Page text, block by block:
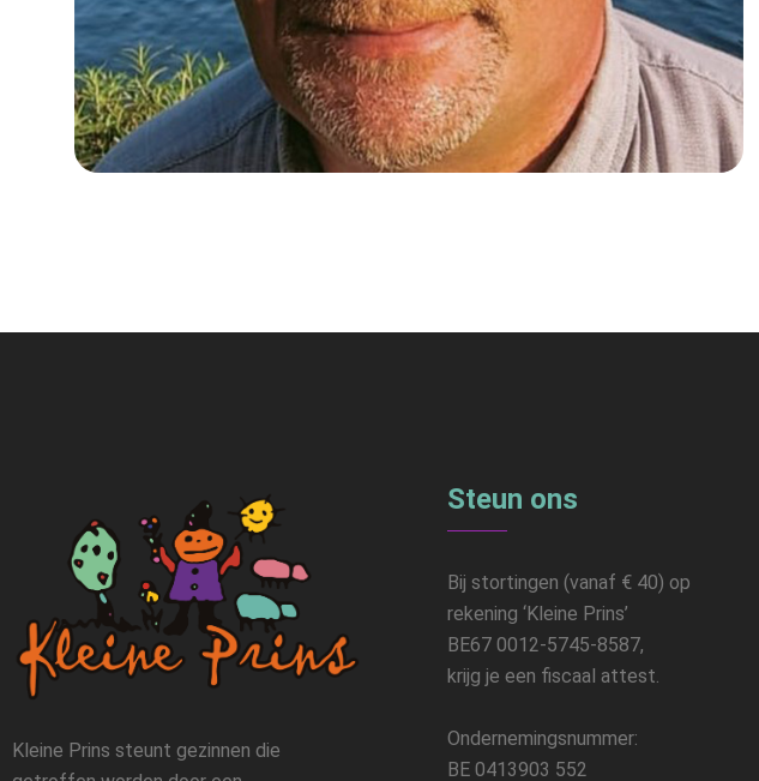
Kleine Prins steunt gezinnen die
Steun ons
Bij stortingen (vanaf € 40) op
rekening ‘Kleine Prins’
BE67 0012-5745-8587,
krijg je een fiscaal attest.
Ondernemingsnummer:
BE 0413903 552